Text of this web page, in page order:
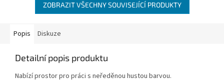
ZOBRAZIT VŠECHNY SOUVISEJÍCÍ PRODUKTY
Popis Diskuze
Detailní popis produktu
Nabízí prostor pro práci s neředěnou hustou barvou.